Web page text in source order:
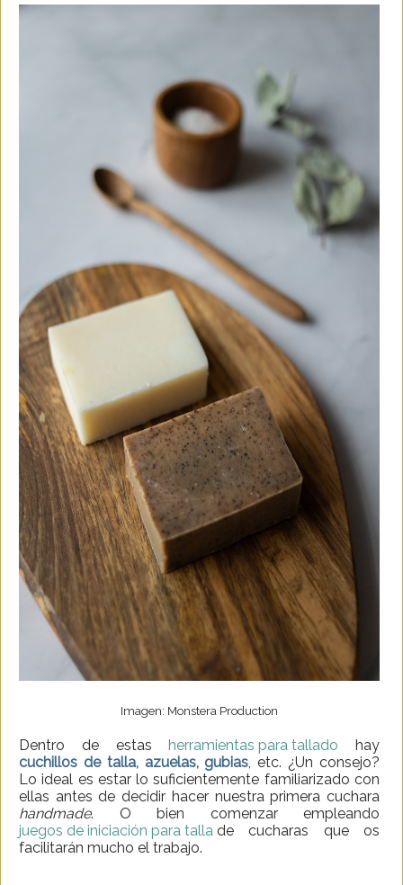
Imagen: Monstera Production
Dentro de estasherramientas para tallado hay
cuchillos de talla, azuelas, gubias, etc. ¿Un consejo?
Lo ideal es estar lo suficientemente familiarizado con
ellas antes de decidir hacer nuestra primera cuchara
handmade. O bien comenzar empleando
juegos de iniciación para talla de cucharas que os
facilitarán mucho el trabajo.